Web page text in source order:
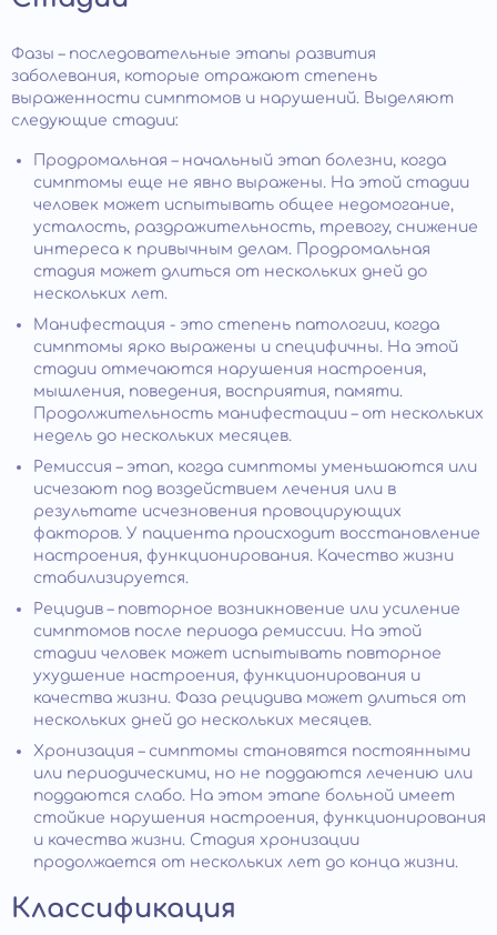
Фазы – последовательные этапы развития
заболевания, которые отражают степень
выраженности симптомов и нарушений. Выделяют
следующие стадии:
Продромальная – начальный этап болезни, когда
симптомы еще не явно выражены. На этой стадии
человек может испытывать общее недомогание,
усталость, раздражительность, тревогу, снижение
интереса к привычным делам. Продромальная
стадия может длиться от нескольких дней до
нескольких лет.
Манифестация - это степень патологии, когда
симптомы ярко выражены и специфичны. На этой
стадии отмечаются нарушения настроения,
мышления, поведения, восприятия, памяти.
Продолжительность манифестации – от нескольких
недель до нескольких месяцев.
Ремиссия – этап, когда симптомы уменьшаются или
исчезают под воздействием лечения или в
результате исчезновения провоцирующих
факторов. У пациента происходит восстановление
настроения, функционирования. Качество жизни
стабилизируется.
Рецидив – повторное возникновение или усиление
симптомов после периода ремиссии. На этой
стадии человек может испытывать повторное
ухудшение настроения, функционирования и
качества жизни. Фаза рецидива может длиться от
нескольких дней до нескольких месяцев.
Хронизация – симптомы становятся постоянными
или периодическими, но не поддаются лечению или
поддаются слабо. На этом этапе больной имеет
стойкие нарушения настроения, функционирования
и качества жизни. Стадия хронизации
продолжается от нескольких лет до конца жизни.
Классификация